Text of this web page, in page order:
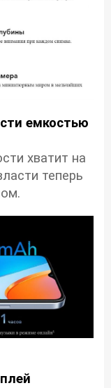
емкостью
хватит на
теперь